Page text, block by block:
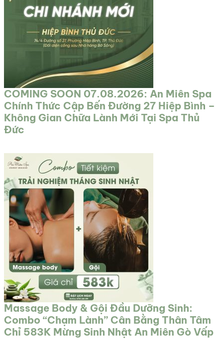
COMING SOON 07.08.2026: An Miên Spa
Chính Thức Cập Bến Đường 27 Hiệp Bình –
Không Gian Chữa Lành Mới Tại Spa Thủ
Đức
Massage Body & Gội Đầu Dưỡng Sinh:
Combo “Chạm Lành” Cân Bằng Thân Tâm
Chỉ 583K Mừng Sinh Nhật An Miên Gò Vấp